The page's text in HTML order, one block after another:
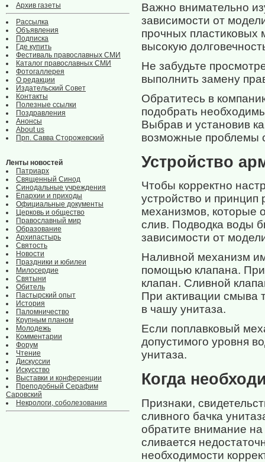
Архив газеты
Рассылка
Объявления
Подписка
Где купить
Фестиваль православных СМИ
Каталог православных СМИ
Фотогаллерея
О редакции
Издательский Совет
Контакты
Полезные ссылки
Поздравления
Анонсы
About us
Прп. Савва Сторожевский
Ленты новостей
Патриарх
Священный Синод
Синодальные учреждения
Епархии и приходы
Официальные документы
Церковь и общество
Православный мир
Образование
Архипастырь
Святость
Новости
Праздники и юбилеи
Милосердие
Святыни
Обитель
Пастырский опыт
История
Паломничество
Крупным планом
Молодежь
Комментарии
Форум
Чтение
Дискуссии
Искусство
Выставки и конференции
Преподобный Серафим
Саровский
Некрологи, соболезования
Важно внимательно
зависимости от
прочных пластиковых
высокую
Не забудьте
выполнить замену
Обратитесь в
подобрать
Выбрав и установив
возможные проблемы
Устройство
Чтобы корректно
устройство и
механизмов, которые
слив. Подводка воды
зависимости от
Наливной механизм
помощью клапана. При
клапан. Сливной
При активации смыва
в чашу унитаза.
Если поплавковый
допустимого уровня
унитаза.
Когда
Признаки,
сливного бачка
обратите внимание
сливается
необходимости